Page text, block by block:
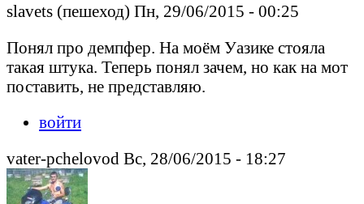
slavets (пешеход) Пн, 29/06/2015 - 00:25
Понял про демпфер. На моём Уазике стояла
такая штука. Теперь понял зачем, но как на мот
поставить, не представляю.
войти
vater-pchelovod Вс, 28/06/2015 - 18:27